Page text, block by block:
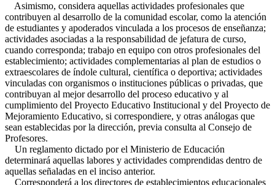
Asimismo, considera aquellas actividades profesionales que
contribuyen al desarrollo de la comunidad escolar, como la atención
de estudiantes y apoderados vinculada a los procesos de enseñanza;
actividades asociadas a la responsabilidad de jefatura de curso,
cuando corresponda; trabajo en equipo con otros profesionales del
establecimiento; actividades complementarias al plan de estudios o
extraescolares de índole cultural, científica o deportiva; actividades
vinculadas con organismos o instituciones públicas o privadas, que
contribuyan al mejor desarrollo del proceso educativo y al
cumplimiento del Proyecto Educativo Institucional y del Proyecto de
Mejoramiento Educativo, si correspondiere, y otras análogas que
sean establecidas por la dirección, previa consulta al Consejo de
Profesores.
Un reglamento dictado por el Ministerio de Educación
determinará aquellas labores y actividades comprendidas dentro de
aquellas señaladas en el inciso anterior.
Corresponderá a los directores de establecimientos educacionales